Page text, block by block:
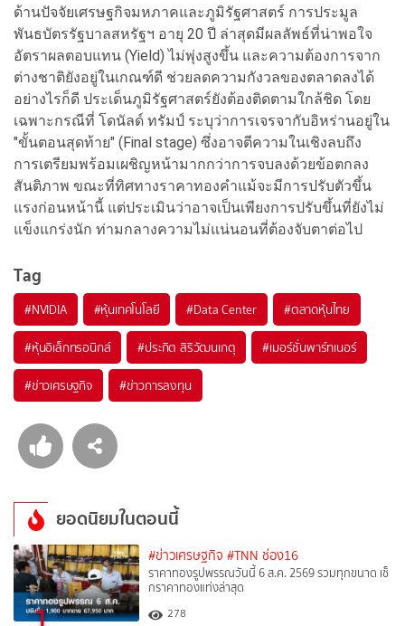
ด้านปัจจัยเศรษฐกิจมหภาคและภูมิรัฐศาสตร์ การประมูล
พันธบัตรรัฐบาลสหรัฐฯ อายุ 20 ปี ล่าสุดมีผลลัพธ์ที่น่าพอใจ
อัตราผลตอบแทน (Yield) ไม่พุ่งสูงขึ้น และความต้องการจาก
ต่างชาติยังอยู่ในเกณฑ์ดี ช่วยลดความกังวลของตลาดลงได้
อย่างไรก็ดี ประเด็นภูมิรัฐศาสตร์ยังต้องติดตามใกล้ชิด โดย
เฉพาะกรณีที่ โดนัลด์ ทรัมป์ ระบุว่าการเจรจากับอิหร่านอยู่ใน
"ขั้นตอนสุดท้าย" (Final stage) ซึ่งอาจตีความในเชิงลบถึง
การเตรียมพร้อมเผชิญหน้ามากกว่าการจบลงด้วยข้อตกลง
สันติภาพ ขณะที่ทิศทางราคาทองคำแม้จะมีการปรับตัวขึ้น
แรงก่อนหน้านี้ แต่ประเมินว่าอาจเป็นเพียงการปรับขึ้นที่ยังไม่
แข็งแกร่งนัก ท่ามกลางความไม่แน่นอนที่ต้องจับตาต่อไป
Tag
#NVIDIA #หุ้นเทคโนโลยี #Data Center #ตลาดหุ้นไทย
#หุ้นอิเล็กทรอนิกส์ #ประกิต สิริวัฒนเกตุ #เมอร์ชั่นพาร์ทเนอร์
#ข่าวเศรษฐกิจ #ข่าวการลงทุน
ยอดนิยมในตอนนี้
#ข่าวเศรษฐกิจ #TNN ช่อง16
ราคาทองรูปพรรณวันนี้ 6 ส.ค. 2569 รวมทุกขนาด เช็
กราคาทองแท่งล่าสุด
278